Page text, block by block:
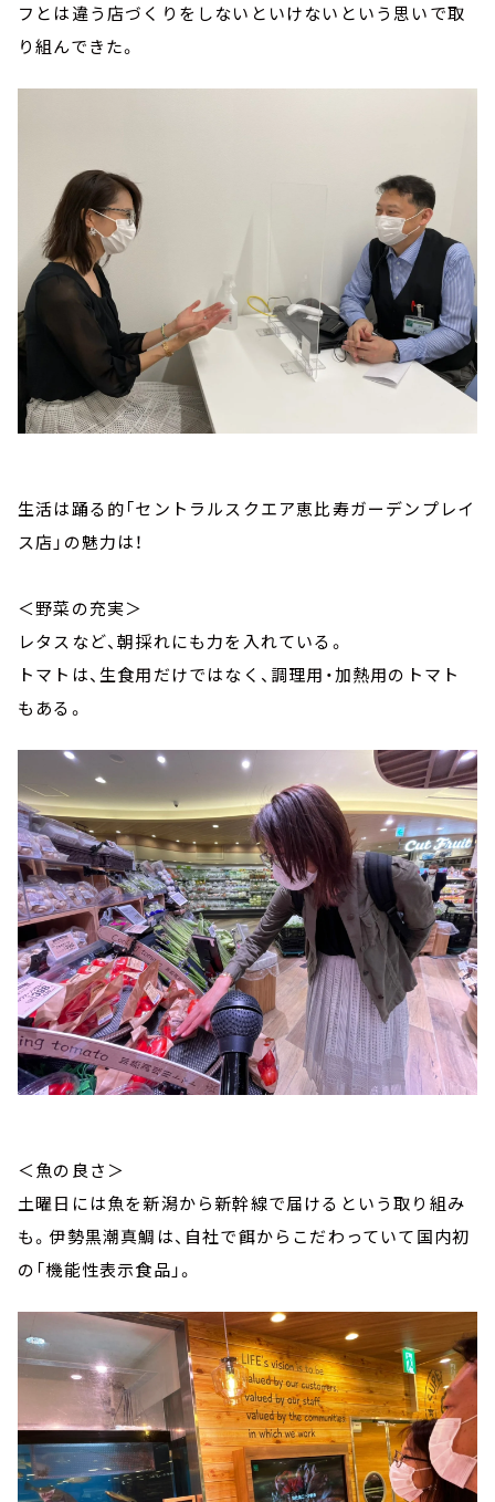
フとは違う店づくりをしないといけないという思いで取
り組んできた。
生活は踊る的「セントラルスクエア恵比寿ガーデンプレイ
ス店」の魅力は！
＜野菜の充実＞
レタスなど、朝採れにも力を入れている。
トマトは、生食用だけではなく、調理用・加熱用のトマト
もある。
＜魚の良さ＞
土曜日には魚を新潟から新幹線で届けるという取り組み
も。伊勢黒潮真鯛は、自社で餌からこだわっていて国内初
の「機能性表示食品」。